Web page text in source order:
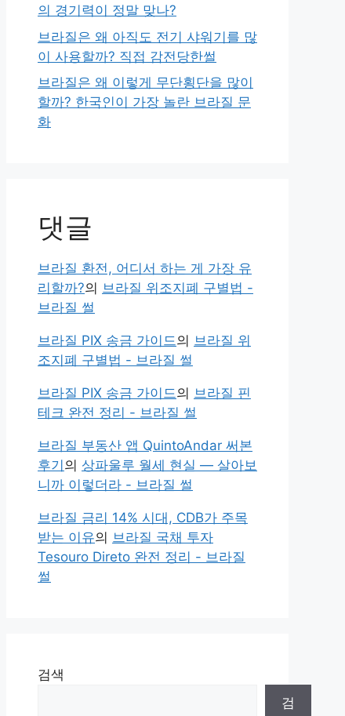
의 경기력이 정말 맞나?
브라질은 왜 아직도 전기 샤워기를 많
이 사용할까? 직접 감전당한썰
브라질은 왜 이렇게 무단횡단을 많이
할까? 한국인이 가장 놀란 브라질 문
화
댓글
브라질 환전, 어디서 하는 게 가장 유
리할까?의 브라질 위조지폐 구별법 -
브라질 썰
브라질 PIX 송금 가이드의 브라질 위
조지폐 구별법 - 브라질 썰
브라질 PIX 송금 가이드의 브라질 핀
테크 완전 정리 - 브라질 썰
브라질 부동산 앱 QuintoAndar 써본
후기 의 상파울루 월세 현실 — 살아보
니까 이렇더라 - 브라질 썰
브라질 금리 14% 시대, CDB가 주목
받는 이유의 브라질 국채 투자
Tesouro Direto 완전 정리 - 브라질
썰
검색
검